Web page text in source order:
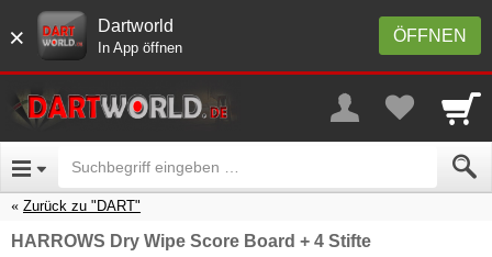
× ÖFFNEN
Dartworld
In App öffnen
Zurück zu "DART"
HARROWS Dry Wipe Score Board + 4 Stifte